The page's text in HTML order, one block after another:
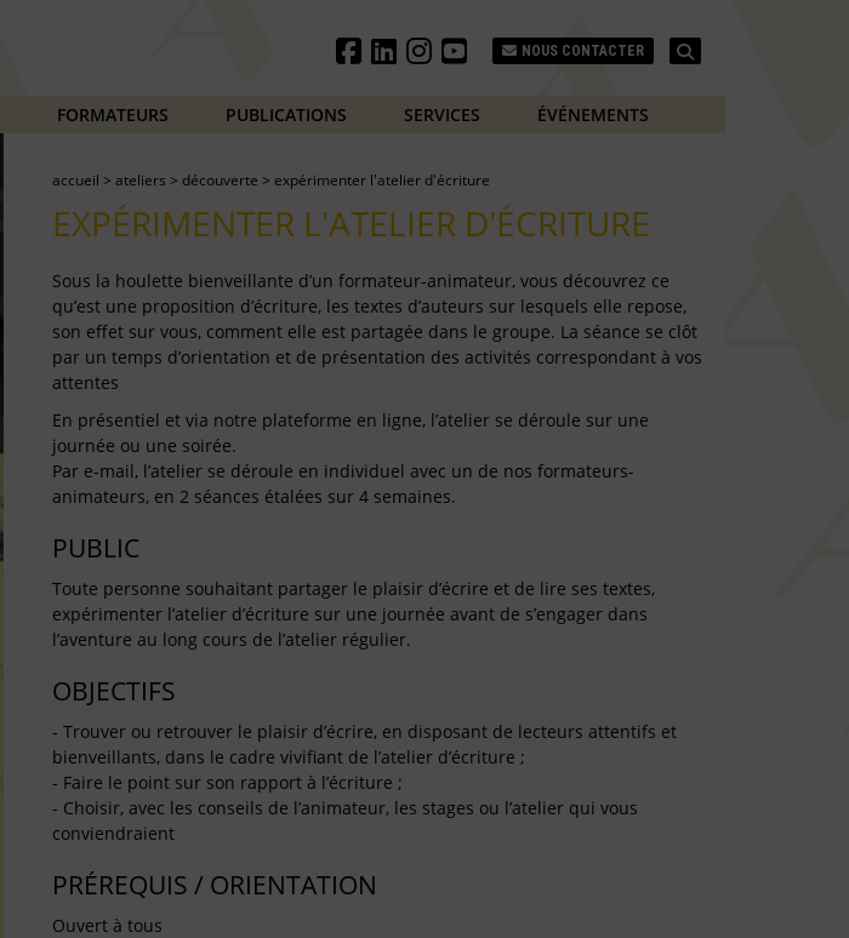
NOUS CONTACTER
FORMATEURS PUBLICATIONS SERVICES ÉVÉNEMENTS
accueil > ateliers > découverte > expérimenter l'atelier d'écriture
EXPÉRIMENTER L'ATELIER D'ÉCRITURE
Sous la houlette bienveillante d’un formateur-animateur, vous découvrez ce
qu’est une proposition d’écriture, les textes d’auteurs sur lesquels elle repose,
son effet sur vous, comment elle est partagée dans le groupe. La séance se clôt
par un temps d’orientation et de présentation des activités correspondant à vos
attentes
En présentiel et via notre plateforme en ligne, l’atelier se déroule sur une
journée ou une soirée.
Par e-mail, l’atelier se déroule en individuel avec un de nos formateurs-
animateurs, en 2 séances étalées sur 4 semaines.
PUBLIC
Toute personne souhaitant partager le plaisir d’écrire et de lire ses textes,
expérimenter l’atelier d’écriture sur une journée avant de s’engager dans
l’aventure au long cours de l’atelier régulier.
OBJECTIFS
- Trouver ou retrouver le plaisir d’écrire, en disposant de lecteurs attentifs et
bienveillants, dans le cadre vivifiant de l’atelier d’écriture ;
- Faire le point sur son rapport à l’écriture ;
- Choisir, avec les conseils de l’animateur, les stages ou l’atelier qui vous
conviendraient
PRÉREQUIS / ORIENTATION
Ouvert à tous